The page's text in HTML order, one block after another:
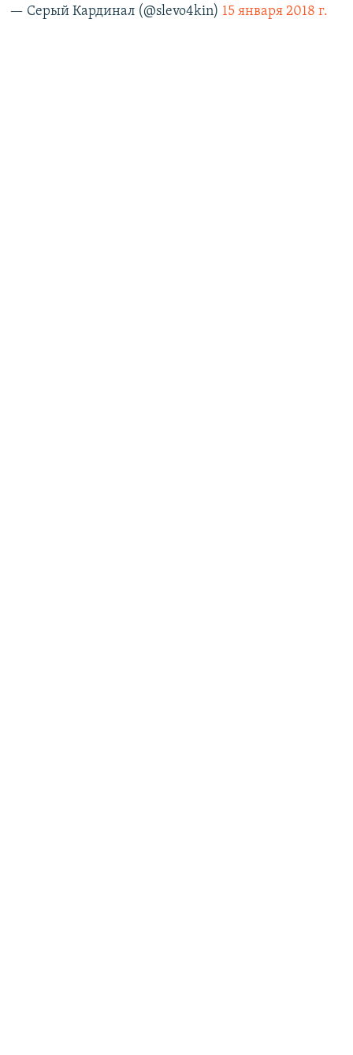
— Серый Кардинал (@slevo4kin) 15 января 2018 г.